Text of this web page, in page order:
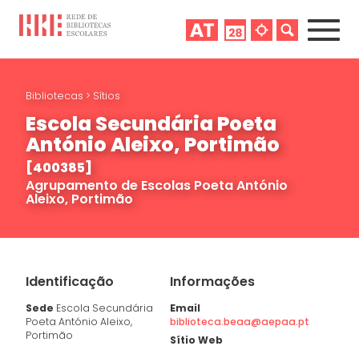
Bibliotecas > Sítios
Escola Secundária Poeta
António Aleixo, Portimão
[400385]
Agrupamento de Escolas Poeta António
Aleixo, Portimão
Identificação
Sede Escola Secundária
Poeta António Aleixo,
Portimão
Informações
Email
biblioteca.beaa@aepaa.pt
Sítio Web